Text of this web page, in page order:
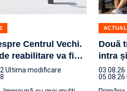
Centrul Vechi.
reabilitare va fi…
Ultima modificare
Două
intra
03.08.26
05.08.26